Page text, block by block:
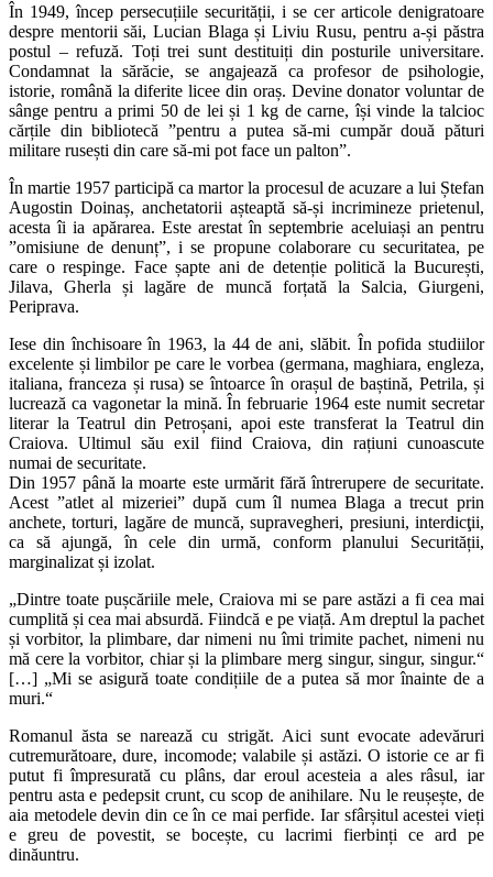
În 1949, încep persecuțiile securității, i se cer articole denigratoare
despre mentorii săi, Lucian Blaga și Liviu Rusu, pentru a-și păstra
postul – refuză. Toți trei sunt destituiți din posturile universitare.
Condamnat la sărăcie, se angajează ca profesor de psihologie,
istorie, română la diferite licee din oraș. Devine donator voluntar de
sânge pentru a primi 50 de lei și 1 kg de carne, își vinde la talcioc
cărțile din bibliotecă ”pentru a putea să-mi cumpăr două pături
militare rusești din care să-mi pot face un palton”.
În martie 1957 participă ca martor la procesul de acuzare a lui Ștefan
Augostin Doinaș, anchetatorii așteaptă să-și incrimineze prietenul,
acesta îi ia apărarea. Este arestat în septembrie aceluiași an pentru
”omisiune de denunț”, i se propune colaborare cu securitatea, pe
care o respinge. Face șapte ani de detenție politică la București,
Jilava, Gherla și lagăre de muncă forțată la Salcia, Giurgeni,
Periprava.
Iese din închisoare în 1963, la 44 de ani, slăbit. În pofida studiilor
excelente și limbilor pe care le vorbea (germana, maghiara, engleza,
italiana, franceza și rusa) se întoarce în orașul de baștină, Petrila, și
lucrează ca vagonetar la mină. În februarie 1964 este numit secretar
literar la Teatrul din Petroșani, apoi este transferat la Teatrul din
Craiova. Ultimul său exil fiind Craiova, din rațiuni cunoascute
numai de securitate.
Din 1957 până la moarte este urmărit fără întrerupere de securitate.
Acest ”atlet al mizeriei” după cum îl numea Blaga a trecut prin
anchete, torturi, lagăre de muncă, supravegheri, presiuni, interdicţii,
ca să ajungă, în cele din urmă, conform planului Securității,
marginalizat și izolat.
„Dintre toate pușcăriile mele, Craiova mi se pare astăzi a fi cea mai
cumplită și cea mai absurdă. Fiindcă e pe viață. Am dreptul la pachet
și vorbitor, la plimbare, dar nimeni nu îmi trimite pachet, nimeni nu
mă cere la vorbitor, chiar și la plimbare merg singur, singur, singur.“
[…] „Mi se asigură toate condițiile de a putea să mor înainte de a
muri.“
Romanul ăsta se narează cu strigăt. Aici sunt evocate adevăruri
cutremurătoare, dure, incomode; valabile și astăzi. O istorie ce ar fi
putut fi împresurată cu plâns, dar eroul acesteia a ales râsul, iar
pentru asta e pedepsit crunt, cu scop de anihilare. Nu le reușește, de
aia metodele devin din ce în ce mai perfide. Iar sfârșitul acestei vieți
e greu de povestit, se bocește, cu lacrimi fierbinți ce ard pe
dinăuntru.